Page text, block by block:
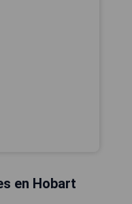
en Hobart